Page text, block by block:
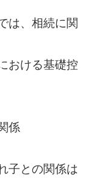
は、相続に関
おける基礎控
係
子との関係は